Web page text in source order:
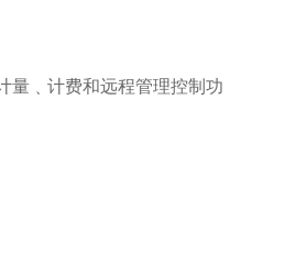
量﹑计费和远程管理控制功